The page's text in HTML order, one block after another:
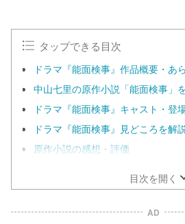
タップできる目次
ドラマ『能面検事』作品概要・あ
中山七里の原作小説「能面検事」
ドラマ『能面検事』キャスト・登
ドラマ『能面検事』見どころを解
原作小説の感想・評価
目次を開く
AD